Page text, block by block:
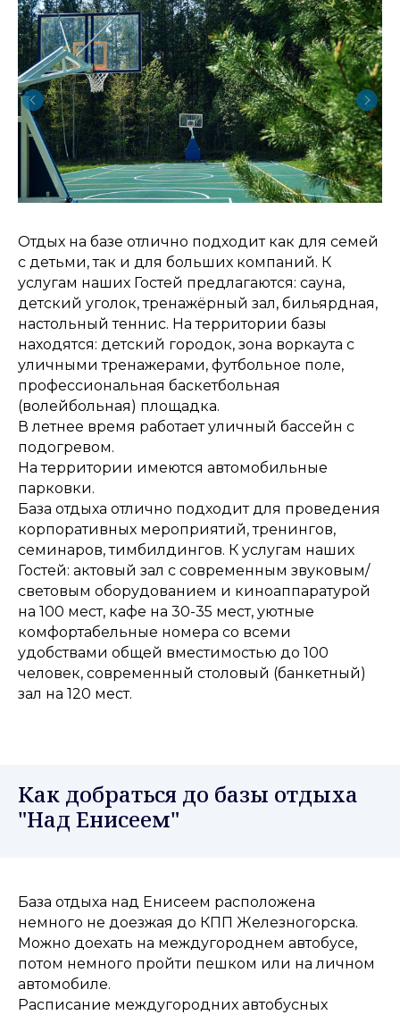
Отдых на базе отлично подходит как для семей
с детьми, так и для больших компаний. К
услугам наших Гостей предлагаются: сауна,
детский уголок, тренажёрный зал, бильярдная,
настольный теннис. На территории базы
находятся: детский городок, зона воркаута с
уличными тренажерами, футбольное поле,
профессиональная баскетбольная
(волейбольная) площадка.
В летнее время работает уличный бассейн с
подогревом.
На территории имеются автомобильные
парковки.
База отдыха отлично подходит для проведения
корпоративных мероприятий, тренингов,
семинаров, тимбилдингов. К услугам наших
Гостей: актовый зал с современным звуковым/
световым оборудованием и киноаппаратурой
на 100 мест, кафе на 30-35 мест, уютные
комфортабельные номера со всеми
удобствами общей вместимостью до 100
человек, современный столовый (банкетный)
зал на 120 мест.
Как добраться до базы отдыха
"Над Енисеем"
База отдыха над Енисеем расположена
немного не доезжая до КПП Железногорска.
Можно доехать на междугороднем автобусе,
потом немного пройти пешком или на личном
автомобиле.
Расписание междугородних автобусных